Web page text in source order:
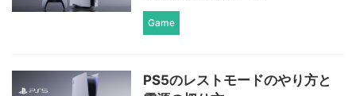
Game
PS5のレストモードのやり方と